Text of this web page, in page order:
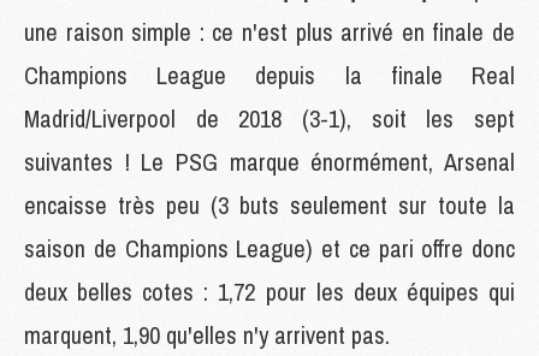
une raison simple : ce n'est plus arrivé en finale de
Champions League depuis la finale Real
Madrid/Liverpool de 2018 (3-1), soit les sept
suivantes ! Le PSG marque énormément, Arsenal
encaisse très peu (3 buts seulement sur toute la
saison de Champions League) et ce pari offre donc
deux belles cotes : 1,72 pour les deux équipes qui
marquent, 1,90 qu'elles n'y arrivent pas.